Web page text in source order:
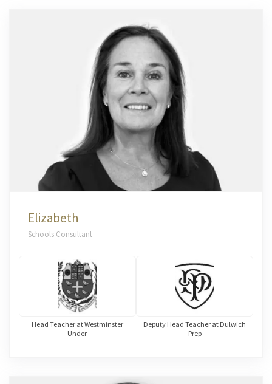
Elizabeth
Schools Consultant
Head Teacher at Westminster
Under
Deputy Head Teacher at Dulwich
Prep